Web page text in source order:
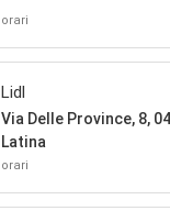
orari
Lidl
Via Delle Province, 8,
Latina
orari